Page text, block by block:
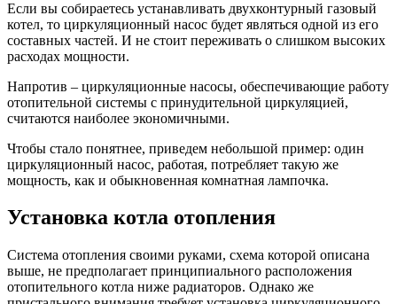
Если вы собираетесь устанавливать двухконтурный газовый
котел, то циркуляционный насос будет являться одной из его
составных частей. И не стоит переживать о слишком высоких
расходах мощности.
Напротив – циркуляционные насосы, обеспечивающие работу
отопительной системы с принудительной циркуляцией,
считаются наиболее экономичными.
Чтобы стало понятнее, приведем небольшой пример: один
циркуляционный насос, работая, потребляет такую же
мощность, как и обыкновенная комнатная лампочка.
Установка котла отопления
Система отопления своими руками, схема которой описана
выше, не предполагает принципиального расположения
отопительного котла ниже радиаторов. Однако же